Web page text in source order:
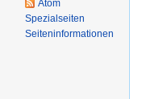
Atom
Spezialseiten
Seiten­informationen